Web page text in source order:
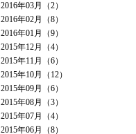
2016年03月（2）
2016年02月（8）
2016年01月（9）
2015年12月（4）
2015年11月（6）
2015年10月（12）
2015年09月（6）
2015年08月（3）
2015年07月（4）
2015年06月（8）